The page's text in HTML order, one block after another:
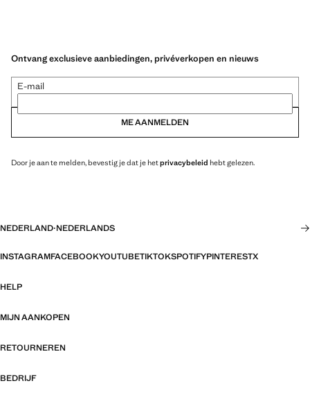
Ontvang exclusieve aanbiedingen, privéverkopen en nieuws
E-mail
ME AANMELDEN
Door je aan te melden, bevestig je dat je hetprivacybeleid hebt gelezen.
NEDERLAND·NEDERLANDS
INSTAGRAMFACEBOOKYOUTUBETIKTOKSPOTIFYPINTERESTX
HELP
MIJN AANKOPEN
RETOURNEREN
BEDRIJF